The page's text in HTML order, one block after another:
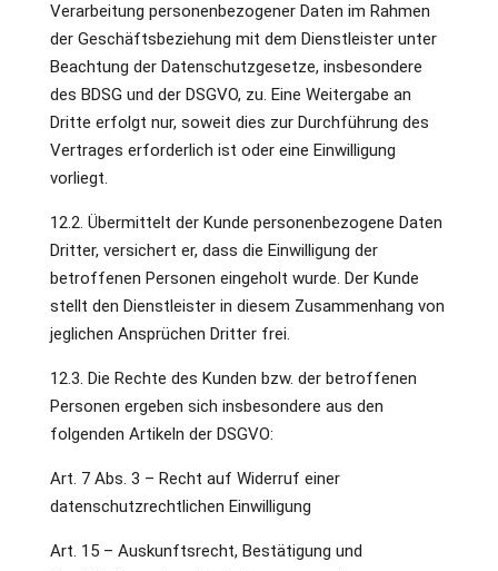
Verarbeitung personenbezogener Daten im Rahmen
der Geschäftsbeziehung mit dem Dienstleister unter
Beachtung der Datenschutzgesetze, insbesondere
des BDSG und der DSGVO, zu. Eine Weitergabe an
Dritte erfolgt nur, soweit dies zur Durchführung des
Vertrages erforderlich ist oder eine Einwilligung
vorliegt.
12.2. Übermittelt der Kunde personenbezogene Daten
Dritter, versichert er, dass die Einwilligung der
betroffenen Personen eingeholt wurde. Der Kunde
stellt den Dienstleister in diesem Zusammenhang von
jeglichen Ansprüchen Dritter frei.
12.3. Die Rechte des Kunden bzw. der betroffenen
Personen ergeben sich insbesondere aus den
folgenden Artikeln der DSGVO:
Art. 7 Abs. 3 – Recht auf Widerruf einer
datenschutzrechtlichen Einwilligung
Art. 15 – Auskunftsrecht, Bestätigung und